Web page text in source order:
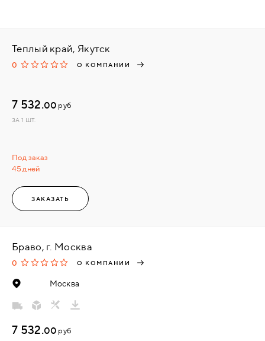
Теплый край, Якутск
0 О КОМПАНИИ
Под заказ
45 дней
7 532.00 руб
ЗА 1 ШТ.
ЗАКАЗАТЬ
Браво, г. Москва
0 О КОМПАНИИ
Москва
7 532.00 руб